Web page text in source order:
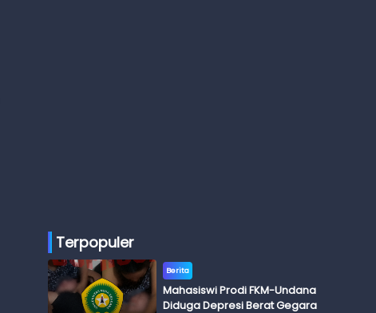
Terpopuler
Berita
Mahasiswi Prodi FKM-Undana
Diduga Depresi Berat Gegara